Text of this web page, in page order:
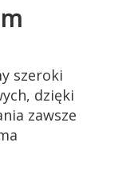
szeroki
dzięki
zawsze